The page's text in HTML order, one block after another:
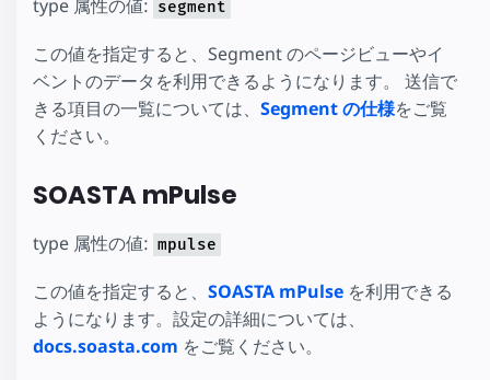
type 属性の値: segment
この値を指定すると、Segment のページビューやイ
ベントのデータを利用できるようになります。 送信で
きる項目の一覧については、 Segment の仕様をご覧
ください。
SOASTA mPulse
type 属性の値: mpulse
この値を指定すると、 SOASTA mPulse を利用できる
ようになります。設定の詳細については、
docs.soasta.com をご覧ください。